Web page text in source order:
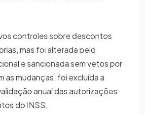
controles sobre descontos
mas foi alterada pelo
e sancionada sem vetos por
as mudanças, foi excluída a
anual das autorizações
do INSS.